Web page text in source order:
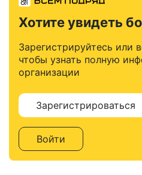
Хотите увидеть
Зарегистрируйтесь или
чтобы узнать полную
организации
Зарегистрироваться
Войти